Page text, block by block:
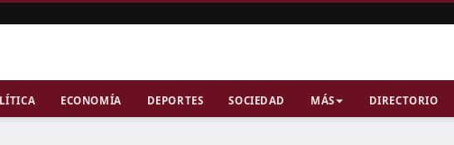
ECONOMÍA DEPORTES SOCIEDAD MÁS DIRECTORIO